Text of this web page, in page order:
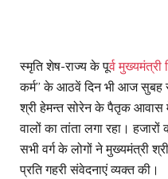
स्मृति शेष-राज्य के पूर्व
कर्म” के आठवें दिन भी आज सुबह
श्री हेमन्त सोरेन के पैतृक आवास
वालों का तांता लगा रहा।
सभी वर्ग के लोगों ने मुख्यमंत्री
प्रति गहरी संवेदनाएं व्यक्त की।